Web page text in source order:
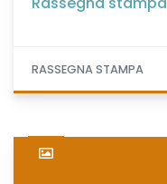
RASSEGNA STAMPA